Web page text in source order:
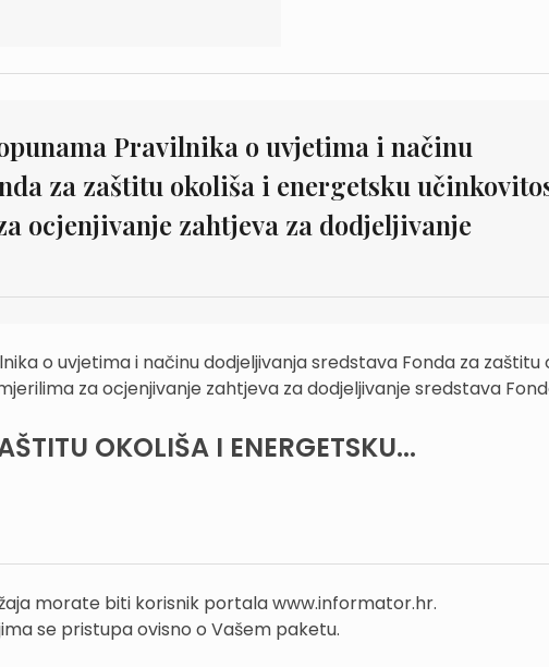
Pravilnika o uvjetima i načinu
za zaštitu okoliša i energetsku
ocjenjivanje zahtjeva za dodjeljivanje
o uvjetima i načinu dodjeljivanja sredstava Fonda za zaštitu
za ocjenjivanje zahtjeva za dodjeljivanje sredstava
OKOLIŠA I ENERGETSKU...
morate biti korisnik portala www.informator.hr.
se pristupa ovisno o Vašem paketu.